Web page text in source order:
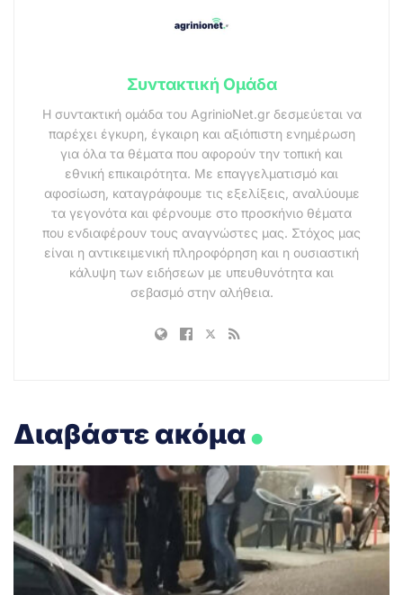
Συντακτική Ομάδα
Η συντακτική ομάδα του AgrinioNet.gr δεσμεύεται να
παρέχει έγκυρη, έγκαιρη και αξιόπιστη ενημέρωση
για όλα τα θέματα που αφορούν την τοπική και
εθνική επικαιρότητα. Με επαγγελματισμό και
αφοσίωση, καταγράφουμε τις εξελίξεις, αναλύουμε
τα γεγονότα και φέρνουμε στο προσκήνιο θέματα
που ενδιαφέρουν τους αναγνώστες μας. Στόχος μας
είναι η αντικειμενική πληροφόρηση και η ουσιαστική
κάλυψη των ειδήσεων με υπευθυνότητα και
σεβασμό στην αλήθεια.
Διαβάστε ακόμα.